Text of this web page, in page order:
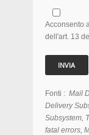
Acconsento
dell'art. 13
Fonti : Mail
Delivery
Subsystem,
fatal errors,